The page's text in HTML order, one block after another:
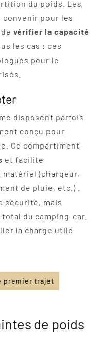
du poids. Les
pour les
vérifier la capacité
les cas : ces
pour le
disposent parfois
conçu pour
Ce compartiment
et facilite
(chargeur,
de pluie, etc.) .
sécurité, mais
du camping-car.
la charge utile
premier trajet
de poids